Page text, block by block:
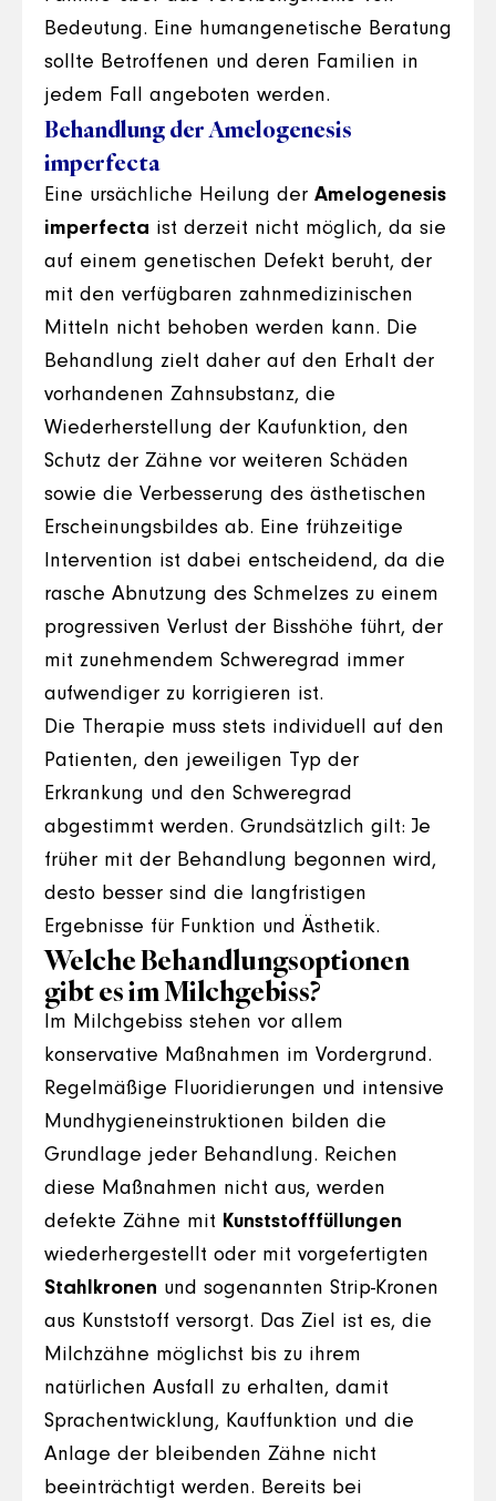
Bedeutung. Eine humangenetische Beratung
sollte Betroffenen und deren Familien in
jedem Fall angeboten werden.
Behandlung der Amelogenesis
imperfecta
Eine ursächliche Heilung der Amelogenesis
imperfecta ist derzeit nicht möglich, da sie
auf einem genetischen Defekt beruht, der
mit den verfügbaren zahnmedizinischen
Mitteln nicht behoben werden kann. Die
Behandlung zielt daher auf den Erhalt der
vorhandenen Zahnsubstanz, die
Wiederherstellung der Kaufunktion, den
Schutz der Zähne vor weiteren Schäden
sowie die Verbesserung des ästhetischen
Erscheinungsbildes ab. Eine frühzeitige
Intervention ist dabei entscheidend, da die
rasche Abnutzung des Schmelzes zu einem
progressiven Verlust der Bisshöhe führt, der
mit zunehmendem Schweregrad immer
aufwendiger zu korrigieren ist.
Die Therapie muss stets individuell auf den
Patienten, den jeweiligen Typ der
Erkrankung und den Schweregrad
abgestimmt werden. Grundsätzlich gilt: Je
früher mit der Behandlung begonnen wird,
desto besser sind die langfristigen
Ergebnisse für Funktion und Ästhetik.
Welche Behandlungsoptionen
gibt es im Milchgebiss?
Im Milchgebiss stehen vor allem
konservative Maßnahmen im Vordergrund.
Regelmäßige Fluoridierungen und intensive
Mundhygieneinstruktionen bilden die
Grundlage jeder Behandlung. Reichen
diese Maßnahmen nicht aus, werden
defekte Zähne mit Kunststofffüllungen
wiederhergestellt oder mit vorgefertigten
Stahlkronen und sogenannten Strip-Kronen
aus Kunststoff versorgt. Das Ziel ist es, die
Milchzähne möglichst bis zu ihrem
natürlichen Ausfall zu erhalten, damit
Sprachentwicklung, Kauffunktion und die
Anlage der bleibenden Zähne nicht
beeinträchtigt werden. Bereits bei